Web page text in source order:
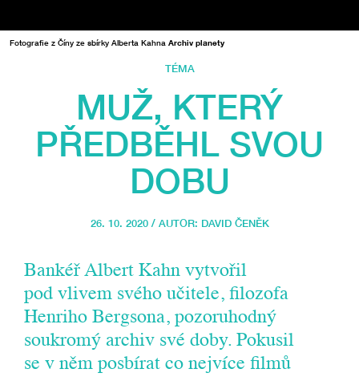
Fotografie z Číny ze sbírky Alberta Kahna Archiv planety
TÉMA
MUŽ, KTERÝ
PŘEDBĚHL SVOU
DOBU
26. 10. 2020 / AUTOR: DAVID ČENĚK
Bankéř Albert Kahn vytvořil
pod vlivem svého učitele, filozofa
Henriho Bergsona, pozoruhodný
soukromý archiv své doby. Pokusil
se v něm posbírat co nejvíce filmů